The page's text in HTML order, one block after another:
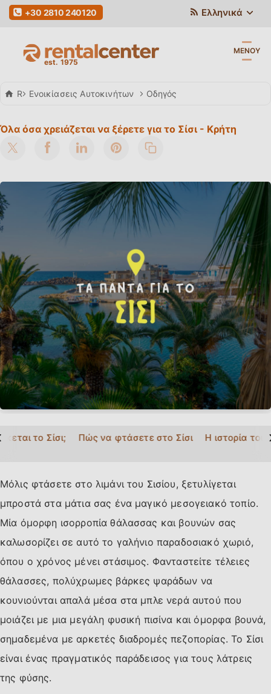
Ελληνικά
+30 2810 240120
ΜΕΝΟΎ
Rent a Car
Ενοικίασεις Αυτοκινήτων Οδηγός
Όλα όσα χρειάζεται να ξέρετε για το Σίσι - Κρήτη
το Σίσι; Πώς να φτάσετε στο Σίσι Η ιστορία του >
Μόλις φτάσετε στο λιμάνι του Σισίου, ξετυλίγεται
μπροστά στα μάτια σας ένα μαγικό μεσογειακό τοπίο.
Μία όμορφη ισορροπία θάλασσας και βουνών σας
καλωσορίζει σε αυτό το γαλήνιο παραδοσιακό χωριό,
όπου ο χρόνος μένει στάσιμος. Φανταστείτε τέλειες
θάλασσες, πολύχρωμες βάρκες ψαράδων να
κουνιούνται απαλά μέσα στα μπλε νερά αυτού που
μοιάζει με μια μεγάλη φυσική πισίνα και όμορφα βουνά,
σημαδεμένα με αρκετές διαδρομές πεζοπορίας. Το Σίσι
είναι ένας πραγματικός παράδεισος για τους λάτρεις
της φύσης.